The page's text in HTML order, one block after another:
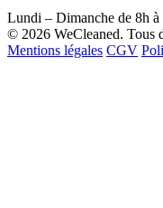
Lundi – Dimanche de 8h à
© 2026 WeCleaned. Tous
Mentions légales CGV